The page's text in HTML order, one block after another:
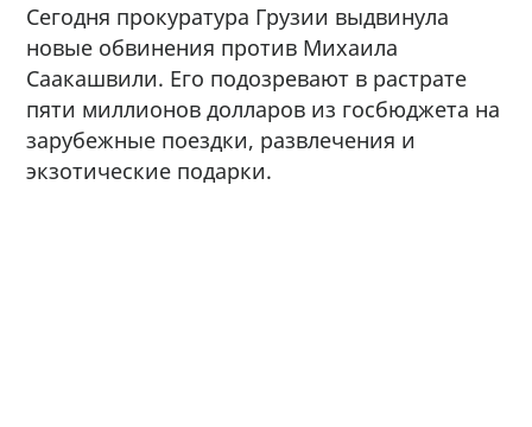
Сегодня прокуратура Грузии выдвинула
новые обвинения против Михаила
Саакашвили. Его подозревают в растрате
пяти миллионов долларов из госбюджета на
зарубежные поездки, развлечения и
экзотические подарки.